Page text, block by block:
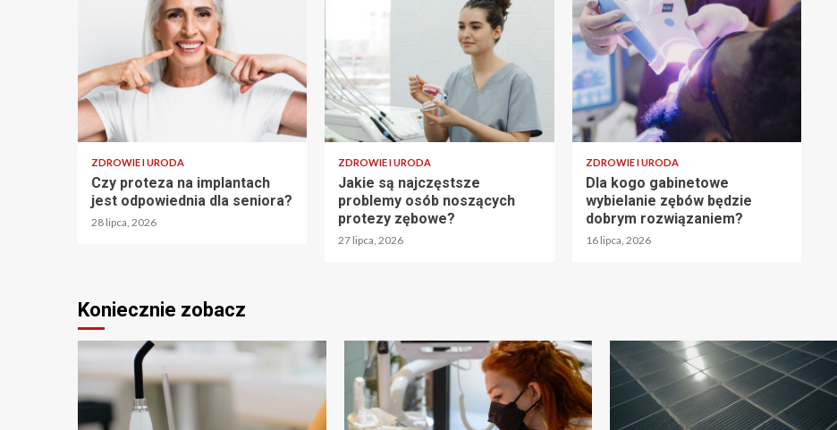
ZDROWIE I URODA
Czy proteza na implantach
jest odpowiednia dla seniora?
28 lipca, 2026
ZDROWIE I URODA
Jakie są najczęstsze
problemy osób noszących
protezy zębowe?
27 lipca, 2026
ZDROWIE I URODA
Dla kogo gabinetowe
wybielanie zębów będzie
dobrym rozwiązaniem?
16 lipca, 2026
Koniecznie zobacz